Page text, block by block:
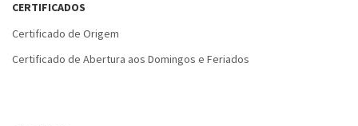
CERTIFICADOS
Certificado de Origem
Certificado de Abertura aos Domingos e Feriados